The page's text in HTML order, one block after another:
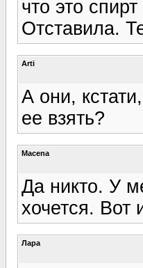
что это
Отставила.
Arti
А они,
ее взять?
Macena
Да никто. У
хочется. Вот
Лара